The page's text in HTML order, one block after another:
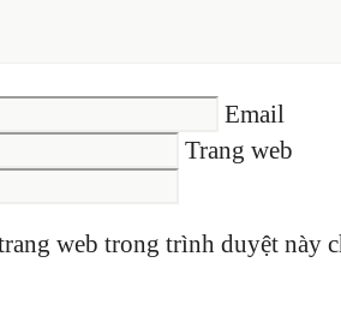
Email
Trang web
web trong trình duyệt này